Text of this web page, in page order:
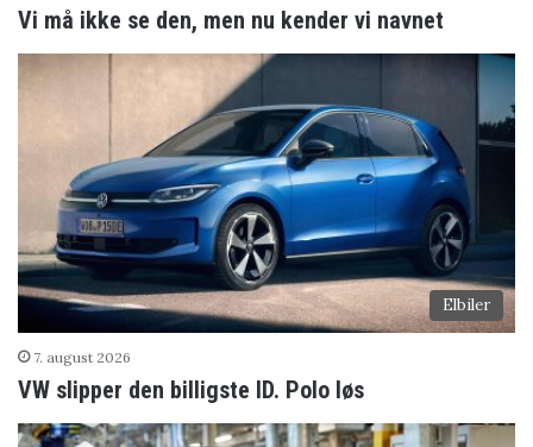
Vi må ikke se den, men nu kender vi navnet
Elbiler
7. august 2026
VW slipper den billigste ID. Polo løs